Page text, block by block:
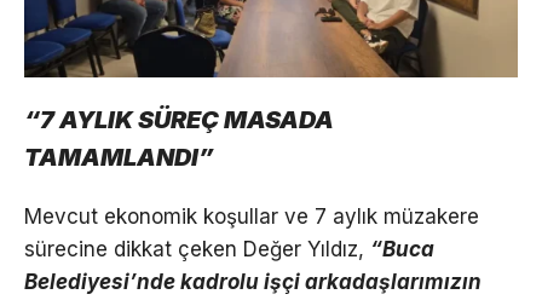
“7 AYLIK SÜREÇ MASADA
TAMAMLANDI”
Mevcut ekonomik koşullar ve 7 aylık müzakere
sürecine dikkat çeken Değer Yıldız, “Buca
Belediyesi’nde kadrolu işçi arkadaşlarımızın